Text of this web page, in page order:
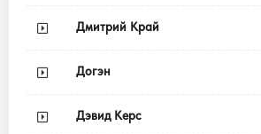
Дмитрий Край
Догэн
Дэвид Керс